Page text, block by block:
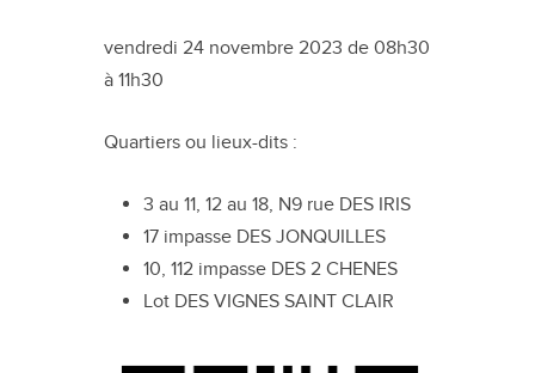
vendredi 24 novembre 2023 de 08h30
à 11h30
Quartiers ou lieux-dits :
3 au 11, 12 au 18, N9 rue DES IRIS
17 impasse DES JONQUILLES
10, 112 impasse DES 2 CHENES
Lot DES VIGNES SAINT CLAIR